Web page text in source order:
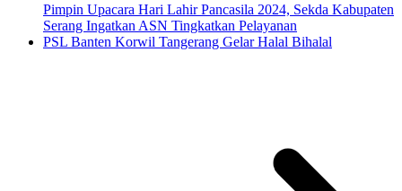
Pimpin Upacara Hari Lahir Pancasila 2024, Sekda Kabupaten
Serang Ingatkan ASN Tingkatkan Pelayanan
PSL Banten Korwil Tangerang Gelar Halal Bihalal